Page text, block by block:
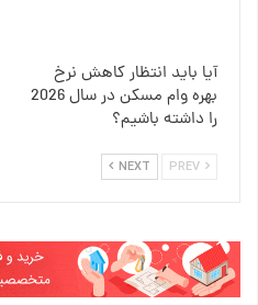
آیا باید انتظار کاهش نرخ
بهره وام مسکن در سال 2026
را داشته باشیم؟
NEXT